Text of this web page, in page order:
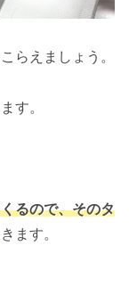
らえましょう。
す。
るので、そのタ
ます。